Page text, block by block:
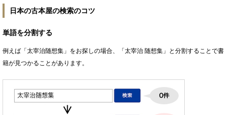
日本の古本屋の検索のコツ
単語を分割する
例えば「太宰治随想集」をお探しの場合、「太宰治 随想集」と分割することで書
籍が見つかることがあります。